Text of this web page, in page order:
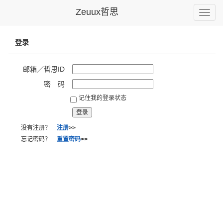
Toggle
Zeuux哲思
登录
邮箱／哲思ID
密 码
记住我的登录状态
没有注册？ 注册>>
忘记密码？ 重置密码>>